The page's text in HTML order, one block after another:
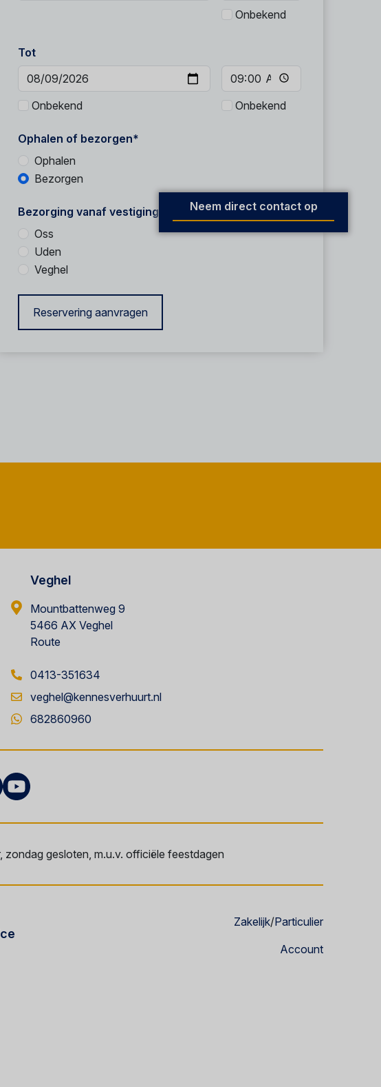
Onbekend
Tot
Onbekend Onbekend
Ophalen of bezorgen*
Ophalen
Bezorgen
Bezorging vanaf vestiging*
Oss
Uden
Veghel
Reservering aanvragen
Neem direct contact op
Veghel
Mountbattenweg 9
5466 AX Veghel
Route
0413-351634
veghel@kennesverhuurt.nl
682860960
gesloten, m.u.v. officiële feestdagen
Zakelijk/Particulier
Account